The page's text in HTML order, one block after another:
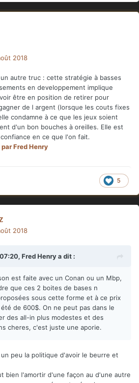
2018
autre truc : cette stratégie à basses
en developpement implique
être en position de retirer pour
de l argent (lorsque les couts fixes
condamne à ce que les jeux soient
d'un bon bouches à oreilles. Elle est
en ce que l'on fait.
par Fred Henry
5
2018
Fred Henrya dit :
est faite avec un Conan ou un Mbp,
que ces 2 boites de bases n
sous cette forme et à ce prix
de 600$. On ne peut pas dans le
des all-in plus modestes et des
cheres, c'est juste une aporie.
peu la politique d'avoir le beurre et
bien l'amortir d'une façon au d'une autre